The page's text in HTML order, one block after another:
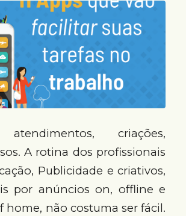
atendimentos, criações,
A rotina dos profissionais
Publicidade e criativos,
por anúncios on, offline e
home, não costuma ser fácil.